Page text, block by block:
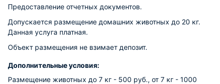
Предоставление отчетных документов.
Допускается размещение домашних животных до 20 кг.
Данная услуга платная.
Объект размещения не взимает депозит.
Дополнительные условия:
Размещение животных до 7 кг - 500 руб., от 7 кг - 1000